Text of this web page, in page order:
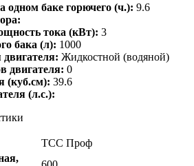
одном баке горючего (ч.): 9.6
тока (кВт): 3
бака (л): 1000
Жидкостной (водяной)
двигателя: 0
(куб.см): 39.6
(л.с.):
ТСС Проф